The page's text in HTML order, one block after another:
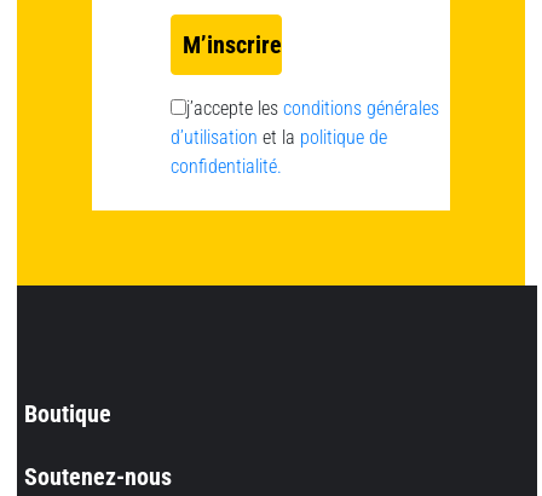
j’accepte les conditions générales
d’utilisation et la politique de
confidentialité.
Boutique
Soutenez-nous